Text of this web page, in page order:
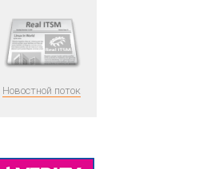
Новостной поток